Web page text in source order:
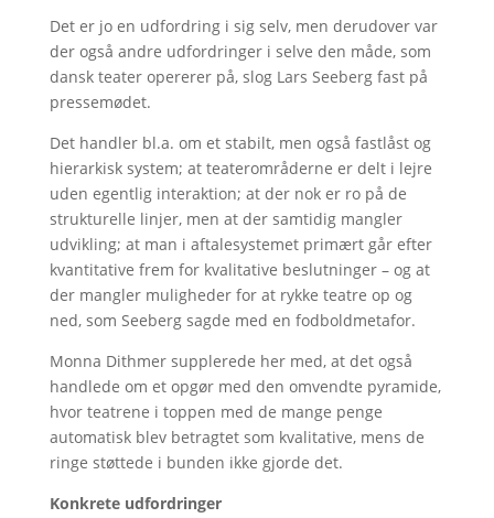
Det er jo en udfordring i sig selv, men derudover var
der også andre udfordringer i selve den måde, som
dansk teater opererer på, slog Lars Seeberg fast på
pressemødet.
Det handler bl.a. om et stabilt, men også fastlåst og
hierarkisk system; at teaterområderne er delt i lejre
uden egentlig interaktion; at der nok er ro på de
strukturelle linjer, men at der samtidig mangler
udvikling; at man i aftalesystemet primært går efter
kvantitative frem for kvalitative beslutninger – og at
der mangler muligheder for at rykke teatre op og
ned, som Seeberg sagde med en fodboldmetafor.
Monna Dithmer supplerede her med, at det også
handlede om et opgør med den omvendte pyramide,
hvor teatrene i toppen med de mange penge
automatisk blev betragtet som kvalitative, mens de
ringe støttede i bunden ikke gjorde det.
Konkrete udfordringer